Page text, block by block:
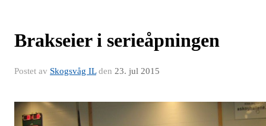
Brakseier i serieåpningen
Postet av Skogsvåg ILden 23. jul 2015